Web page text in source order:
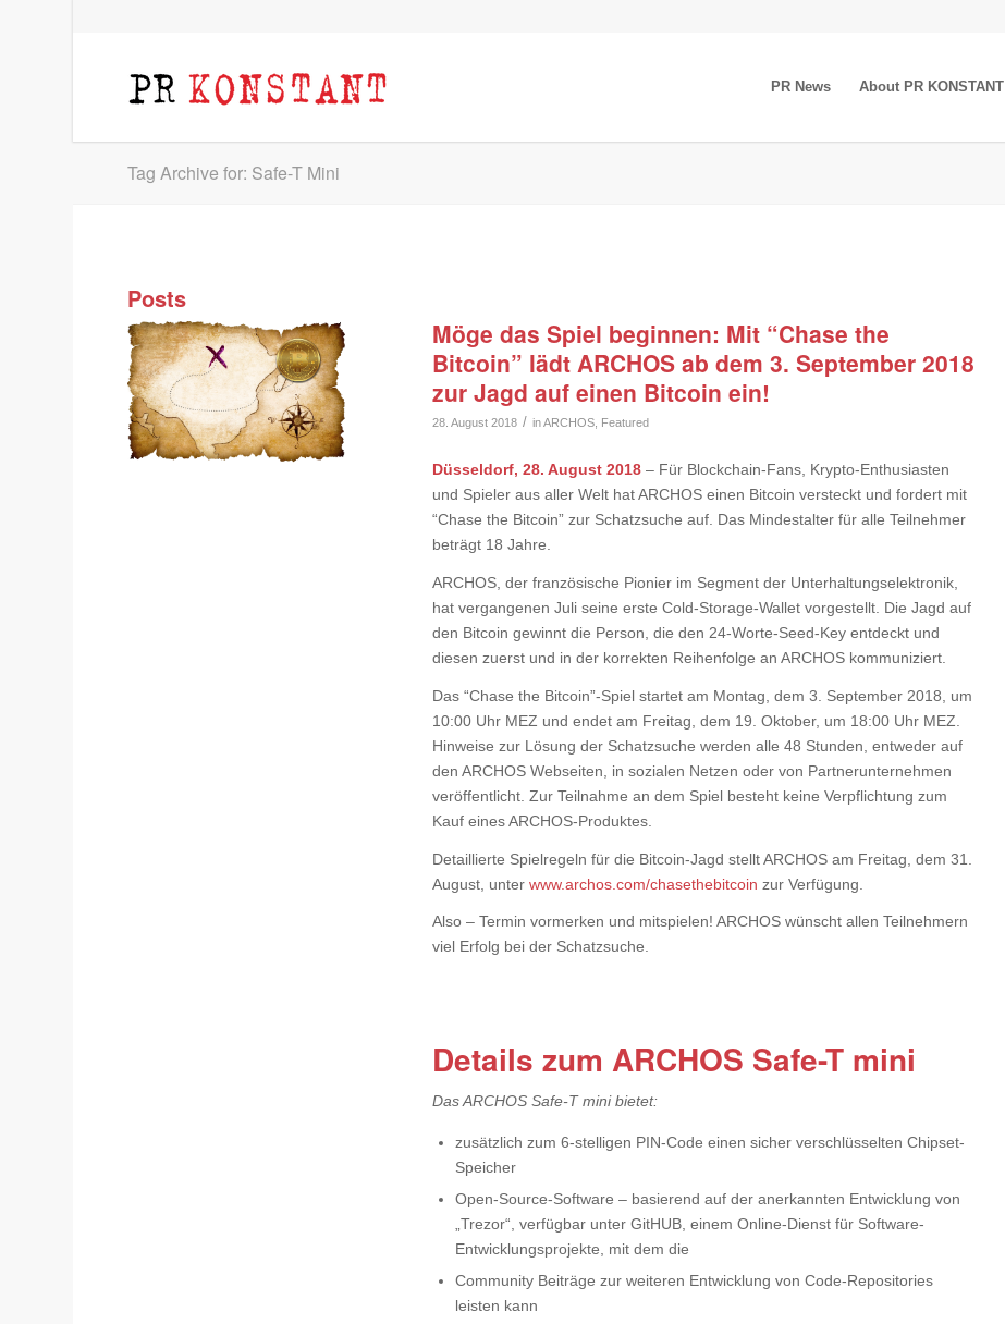
PR News About PR KONSTANT
Tag Archive for: Safe-T Mini
Posts
Möge das Spiel beginnen: Mit “Chase the
Bitcoin” lädt ARCHOS ab dem 3. September 2018
zur Jagd auf einen Bitcoin ein!
28. August 2018 / inARCHOS, Featured
Düsseldorf, 28. August 2018– Für Blockchain-Fans, Krypto-Enthusiasten
und Spieler aus aller Welt hat ARCHOS einen Bitcoin versteckt und fordert mit
“Chase the Bitcoin” zur Schatzsuche auf. Das Mindestalter für alle Teilnehmer
beträgt 18 Jahre.
ARCHOS, der französische Pionier im Segment der Unterhaltungselektronik,
hat vergangenen Juli seine erste Cold-Storage-Wallet vorgestellt. Die Jagd auf
den Bitcoin gewinnt die Person, die den 24-Worte-Seed-Key entdeckt und
diesen zuerst und in der korrekten Reihenfolge an ARCHOS kommuniziert.
Das “Chase the Bitcoin”-Spiel startet am Montag, dem 3. September 2018, um
10:00 Uhr MEZ und endet am Freitag, dem 19. Oktober, um 18:00 Uhr MEZ.
Hinweise zur Lösung der Schatzsuche werden alle 48 Stunden, entweder auf
den ARCHOS Webseiten, in sozialen Netzen oder von Partnerunternehmen
veröffentlicht. Zur Teilnahme an dem Spiel besteht keine Verpflichtung zum
Kauf eines ARCHOS-Produktes.
Detaillierte Spielregeln für die Bitcoin-Jagd stellt ARCHOS am Freitag, dem 31.
August, unter www.archos.com/chasethebitcoin zur Verfügung.
Also – Termin vormerken und mitspielen! ARCHOS wünscht allen Teilnehmern
viel Erfolg bei der Schatzsuche.
Details zum ARCHOS Safe-T mini
Das ARCHOS Safe-T mini bietet:
zusätzlich zum 6-stelligen PIN-Code einen sicher verschlüsselten Chipset-
Speicher
Open-Source-Software – basierend auf der anerkannten Entwicklung von
„Trezor“, verfügbar unter GitHUB, einem Online-Dienst für Software-
Entwicklungsprojekte, mit dem die
Community Beiträge zur weiteren Entwicklung von Code-Repositories
leisten kann